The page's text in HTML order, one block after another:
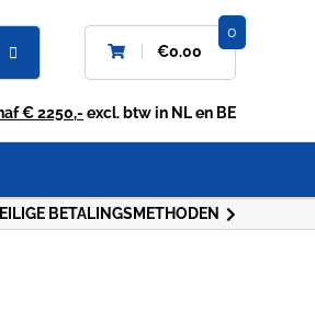
€0.00
0
€ 2250,- excl. btw in NL en BE
BETALINGSMETHODEN